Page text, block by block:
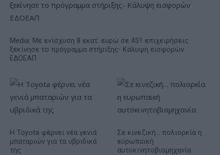
Media: Με ενίσχυση 8 εκατ. ευρώ σε 451 επιχειρήσεις
ξεκίνησε το πρόγραμμα στήριξης- Κάλυψη εισφορών
ΕΔΟΕΑΠ
Η Toyota φέρνει νέα γενιά
μπαταριών για τα υβριδικά
της
Σε κινεζική… πολιορκία η
ευρωπαϊκή
αυτοκινητοβιομηχανία